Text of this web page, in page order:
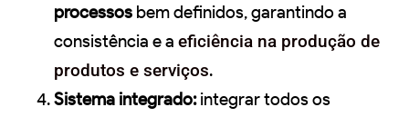
processos bem definidos, garantindo a
consistência e a eficiência na produção de
produtos e serviços.
Sistema integrado:integrar todos os